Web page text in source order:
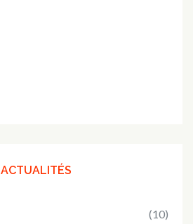
ACTUALITÉS
(10)